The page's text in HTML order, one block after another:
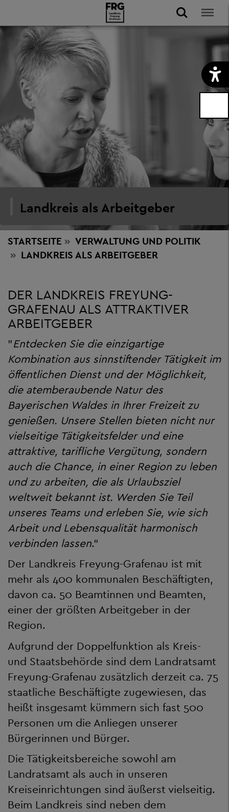
Landkreis als Arbeitgeber
STARTSEITE VERWALTUNG UND POLITIK
LANDKREIS ALS ARBEITGEBER
DER LANDKREIS FREYUNG-
GRAFENAU ALS ATTRAKTIVER
ARBEITGEBER
"Entdecken Sie die einzigartige
Kombination aus sinnstiftender Tätigkeit im
öffentlichen Dienst und der Möglichkeit,
die atemberaubende Natur des
Bayerischen Waldes in Ihrer Freizeit zu
genießen. Unsere Stellen bieten nicht nur
vielseitige Tätigkeitsfelder und eine
attraktive, tarifliche Vergütung, sondern
auch die Chance, in einer Region zu leben
und zu arbeiten, die als Urlaubsziel
weltweit bekannt ist. Werden Sie Teil
unseres Teams und erleben Sie, wie sich
Arbeit und Lebensqualität harmonisch
verbinden lassen."
Der Landkreis Freyung-Grafenau ist mit
mehr als 400 kommunalen Beschäftigten,
davon ca. 50 Beamtinnen und Beamten,
einer der größten Arbeitgeber in der
Region.
Aufgrund der Doppelfunktion als Kreis-
und Staatsbehörde sind dem Landratsamt
Freyung-Grafenau zusätzlich derzeit ca. 75
staatliche Beschäftigte zugewiesen, das
heißt insgesamt kümmern sich fast 500
Personen um die Anliegen unserer
Bürgerinnen und Bürger.
Die Tätigkeitsbereiche sowohl am
Landratsamt als auch in unseren
Kreiseinrichtungen sind äußerst vielseitig.
Beim Landkreis sind neben dem